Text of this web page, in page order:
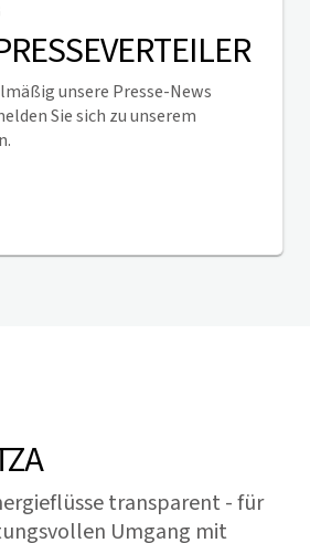
unsere Presse-News
Sie sich zu unserem
transparent - für
Umgang mit